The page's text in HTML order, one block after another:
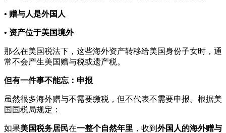
• 赠与人是外国人
• 资产位于美国境外
那么在美国税法下，这些海外资产转移给美国身份子女时，通
常不会产生美国赠与税或遗产税。
但有一件事不能忘：申报
虽然很多海外赠与不需要缴税，但不代表不需要申报。根据美
国国税局规定：
如果美国税务居民在一整个自然年里 ，收到 外国人的海外赠与